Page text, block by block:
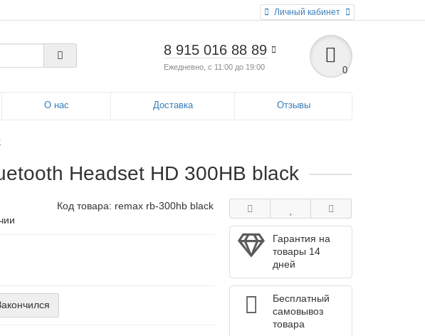
Личный кабинет
8 915 016 88 89
Ежедневно, с 11:00 до 19:00 0
О нас Доставка Отзывы
Headset HD 300HB black
Код товара: remax rb-300hb black
Гарантия на
товары 14
дней
Бесплатный
самовывоз
товара